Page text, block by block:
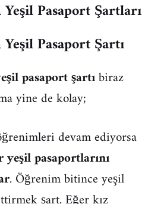
Pasaport Şartları
Pasaport Şartı
pasaport şartıbiraz
yine de kolay;
devam ediyorsa
yeşil pasaportlarını
. Öğrenim bitince yeşil